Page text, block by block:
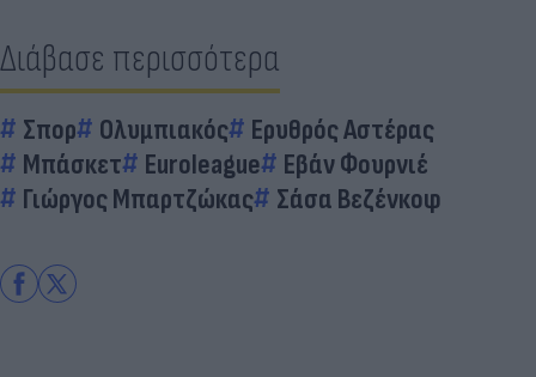
Διάβασε περισσότερα
Σπορ Ολυμπιακός
Ερυθρός Αστέρας
Μπάσκετ
Euroleague
Εβάν Φουρνιέ
Γιώργος Μπαρτζώκας
Σάσα Βεζένκοφ